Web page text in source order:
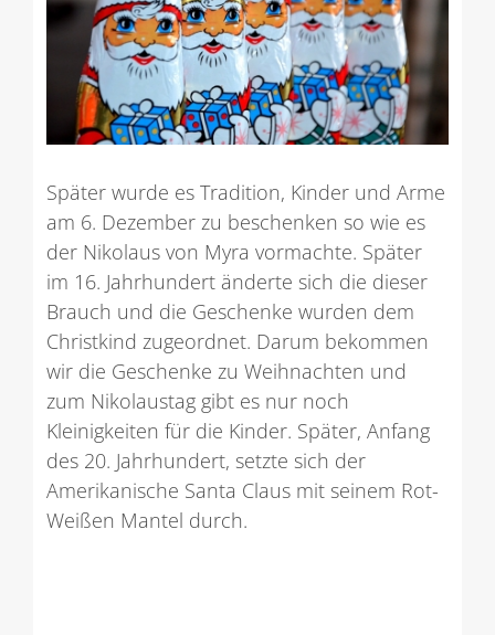
Später wurde es Tradition, Kinder und Arme
am 6. Dezember zu beschenken so wie es
der Nikolaus von Myra vormachte. Später
im 16. Jahrhundert änderte sich die dieser
Brauch und die Geschenke wurden dem
Christkind zugeordnet. Darum bekommen
wir die Geschenke zu Weihnachten und
zum Nikolaustag gibt es nur noch
Kleinigkeiten für die Kinder. Später, Anfang
des 20. Jahrhundert, setzte sich der
Amerikanische Santa Claus mit seinem Rot-
Weißen Mantel durch.